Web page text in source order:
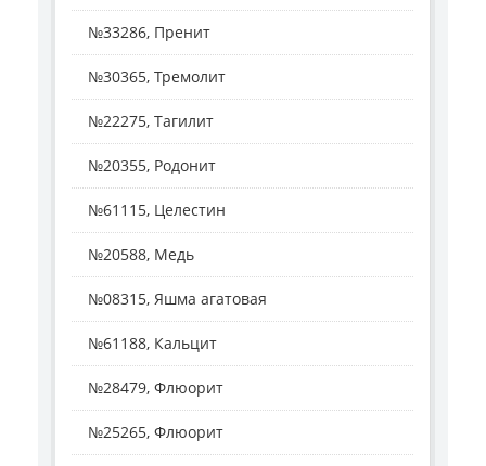
№33286, Пренит
№30365, Тремолит
№22275, Тагилит
№20355, Родонит
№61115, Целестин
№20588, Медь
№08315, Яшма агатовая
№61188, Кальцит
№28479, Флюорит
№25265, Флюорит